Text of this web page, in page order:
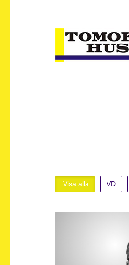
Visa alla VD